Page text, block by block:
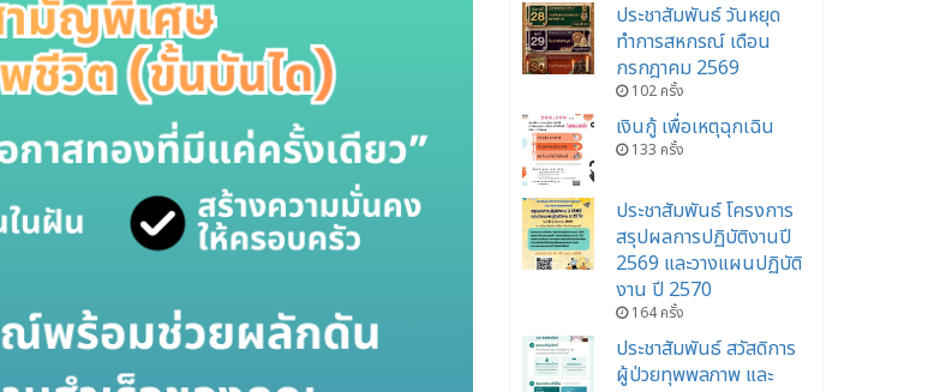
ประชาสัมพันธ์ วันหยุด
ทำการสหกรณ์ เดือน
กรกฎาคม 2569
102 ครั้ง
เงินกู้ เพื่อเหตุฉุกเฉิน
133 ครั้ง
ประชาสัมพันธ์ โครงการ
สรุปผลการปฏิบัติงานปี
2569 และวางแผนปฏิบัติ
งาน ปี 2570
164 ครั้ง
ประชาสัมพันธ์ สวัสดิการ
ผู้ป่วยทุพพลภาพ และ